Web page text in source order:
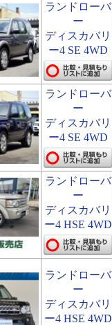
ランドローバ
ー
ディスカバリ
ー4 SE 4WD
ランドローバ
ー
ディスカバリ
ー4 SE 4WD
ランドローバ
ー
ディスカバリ
ー4 HSE 4WD
ランドローバ
ー
ディスカバリ
ー4 HSE 4WD